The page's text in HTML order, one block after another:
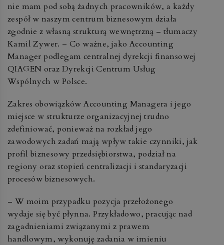
nie mam pod sobą żadnych pracowników, a każdy
zespół w naszym centrum biznesowym działa
zgodnie z własną strukturą wewnętrzną – tłumaczy
Kamil Zywer. – Co ważne, jako Accounting
Manager podlegam centralnej dyrekcji finansowej
QIAGEN oraz Dyrekcji Centrum Usług
Wspólnych w Polsce.
Zakres obowiązków Accounting Managera i jego
miejsce w strukturze organizacyjnej trudno
zdefiniować, ponieważ na rozkład jego
zawodowych zadań mają wpływ takie czynniki, jak
profil biznesowy przedsiębiorstwa, podział na
regiony oraz stopień centralizacji i standaryzacji
procesów biznesowych.
– W moim przypadku pozycja przełożonego
wydaje się być płynna. Przykładowo, pracując nad
zagadnieniami związanymi z prawem
handlowym, wykonuję zadania w imieniu